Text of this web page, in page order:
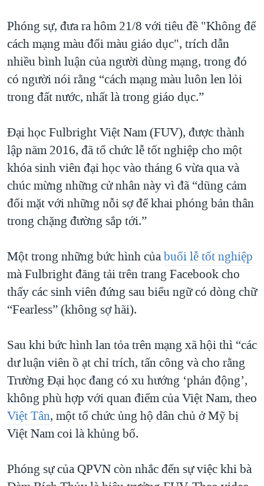
Phóng sự, đưa ra hôm 21/8 với tiêu đề "Không để
cách mạng màu đổi màu giáo dục", trích dẫn
nhiều bình luận của người dùng mạng, trong đó
có người nói rằng “cách mạng màu luôn len lỏi
trong đất nước, nhất là trong giáo dục.”
Đại học Fulbright Việt Nam (FUV), được thành
lập năm 2016, đã tổ chức lễ tốt nghiệp cho một
khóa sinh viên đại học vào tháng 6 vừa qua và
chúc mừng những cử nhân này vì đã “dũng cảm
đối mặt với những nỗi sợ để khai phóng bản thân
trong chặng đường sắp tới.”
Một trong những bức hình củabuổi lễ tốt nghiệp
mà Fulbright đăng tải trên trang Facebook cho
thấy các sinh viên đứng sau biểu ngữ có dòng chữ
“Fearless” (không sợ hãi).
Sau khi bức hình lan tỏa trên mạng xã hội thì “các
dư luận viên ồ ạt chỉ trích, tấn công và cho rằng
Trường Đại học đang có xu hướng ‘phản động’,
không phù hợp với quan điểm của Việt Nam, theo
Việt Tân, một tổ chức ủng hộ dân chủ ở Mỹ bị
Việt Nam coi là khủng bố.
Phóng sự của QPVN còn nhắc đến sự việc khi bà